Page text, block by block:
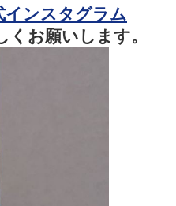
インスタグラム
お願いします。